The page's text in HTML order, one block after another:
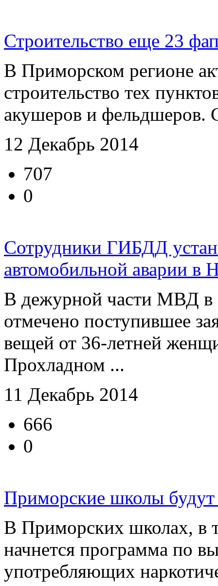
Строительство еще 23
В Приморском регионе
строительство тех
акушеров и фельдшеров.
12 Декабрь 2014
707
0
Сотрудники ГИБДД
автомобильной аварии в
В дежурной части МВД в
отмечено поступившее
вещей от 36-летней
Прохладном ...
11 Декабрь 2014
666
0
Приморские школы будут
В Приморских школах, в
начнется программа по
употребляющих